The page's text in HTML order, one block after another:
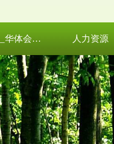
华体会体育_华体会（中国） 人力资源